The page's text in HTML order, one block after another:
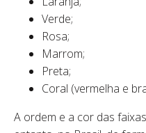
Verde;
Rosa;
Marrom;
Preta;
Coral (vermelha e
A ordem e a cor das